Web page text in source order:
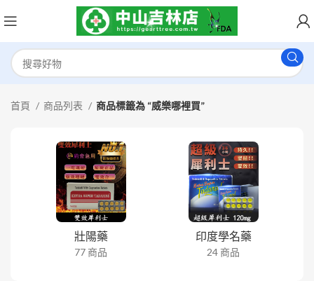
首頁 商品列表 商品標籤為 “威樂哪裡買”
壯陽藥
77 商品
印度學名藥
24 商品